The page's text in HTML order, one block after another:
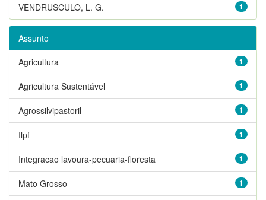
1
VENDRUSCULO, L. G.
Assunto
1
Agricultura
1
Agricultura Sustentável
1
Agrossilvipastoril
1
Ilpf
1
Integracao lavoura-pecuaria-floresta
1
Mato Grosso